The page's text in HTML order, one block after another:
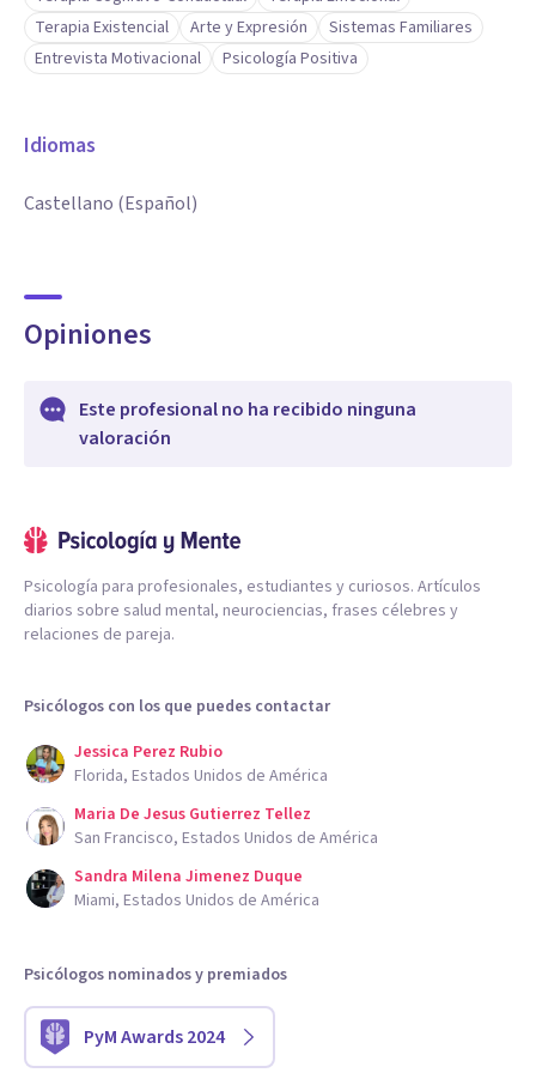
empática... con atención consciente y reflexiva que
garantice un proceso cuidado y basado en el respeto por el
Terapia Existencial
Arte y Expresión
Sistemas Familiares
Entrevista Motivacional
Psicología Positiva
Idiomas
Castellano (Español)
Opiniones
Este profesional no ha recibido ninguna
valoración
Psicología para profesionales, estudiantes y curiosos. Artículos
diarios sobre salud mental, neurociencias, frases célebres y
relaciones de pareja.
Psicólogos con los que puedes contactar
Jessica Perez Rubio
Florida, Estados Unidos de América
Maria De Jesus Gutierrez Tellez
San Francisco, Estados Unidos de América
Sandra Milena Jimenez Duque
Miami, Estados Unidos de América
Psicólogos nominados y premiados
PyM Awards 2024